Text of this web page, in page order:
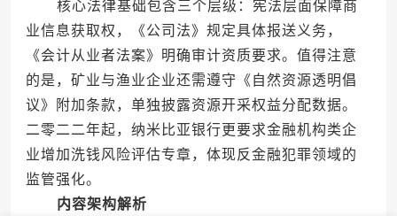
核心法律基础包含三个层级：宪法层面保障商
业信息获取权，《公司法》规定具体报送义务，
《会计从业者法案》明确审计资质要求。值得注意
的是，矿业与渔业企业还需遵守《自然资源透明倡
议》附加条款，单独披露资源开采权益分配数据。
二零二二年起，纳米比亚银行更要求金融机构类企
业增加洗钱风险评估专章，体现反金融犯罪领域的
监管强化。
内容架构解析